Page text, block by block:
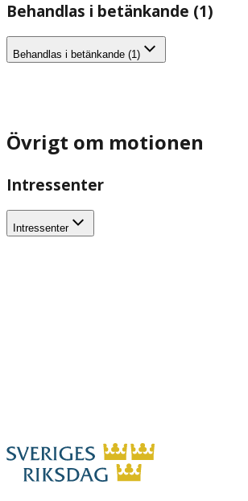
Behandlas i betänkande (1)
Behandlas i betänkande (1)
Övrigt om motionen
Intressenter
Intressenter